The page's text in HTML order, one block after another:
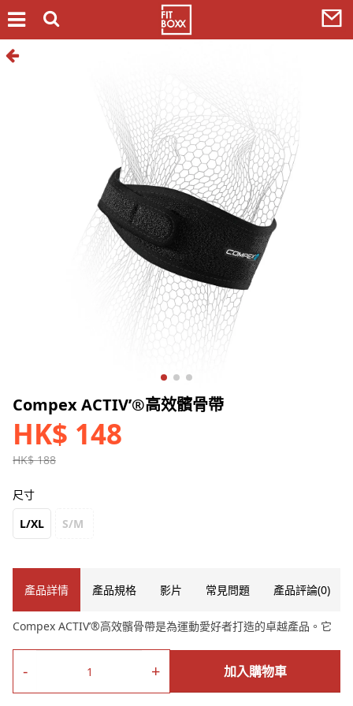
Compex ACTIV’®高效髕骨帶
HK$ 148
HK$ 188
尺寸
L/XL S/M
- + 加入購物車
產品詳情 產品規格 影片 常見問題 產品評論(0)
Compex ACTIV’®高效髕骨帶是為運動愛好者打造的卓越產品。它
步、籃球還是其他運動，它能減輕髕骨壓力、減少疼痛和不適感，
同時提供適度的壓力和支撐，有助於快速康復和預防進一步的傷